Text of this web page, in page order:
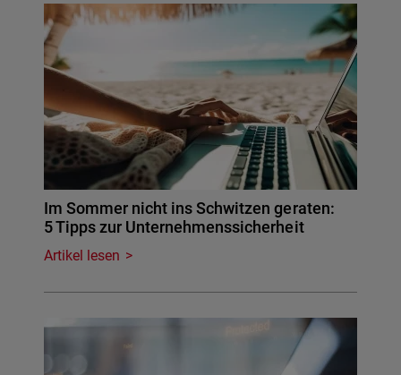
Im Sommer nicht ins Schwitzen geraten:
5 Tipps zur Unternehmenssicherheit
Artikel lesen